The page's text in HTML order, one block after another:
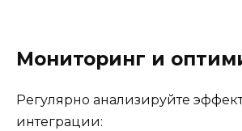
Мониторинг и
Регулярно анализируйте
интеграции: